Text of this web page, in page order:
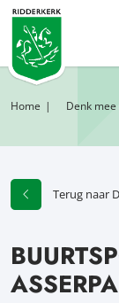
Home Denk
Terug naar